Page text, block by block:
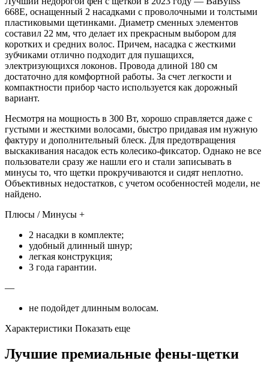
668E, оснащенный 2 насадками с проволочными и толстыми
пластиковыми щетинками. Диаметр сменных элементов
составил 22 мм, что делает их прекрасным выбором для
коротких и средних волос. Причем, насадка с жесткими
зубчиками отлично подходит для пушащихся,
электризующихся локонов. Провода длиной 180 см
достаточно для комфортной работы. За счет легкости и
компактности прибор часто используется как дорожный
вариант.
Несмотря на мощность в 300 Вт, хорошо справляется даже с
густыми и жесткими волосами, быстро придавая им нужную
фактуру и дополнительный блеск. Для предотвращения
выскакивания насадок есть колесико-фиксатор. Однако не все
пользователи сразу же нашли его и стали записывать в
минусы то, что щетки прокручиваются и сидят неплотно.
Объективных недостатков, с учетом особенностей модели, не
найдено.
Плюсы / Минусы +
2 насадки в комплекте;
удобный длинный шнур;
легкая конструкция;
3 года гарантии.
—
не подойдет длинным волосам.
Характеристики Показать еще
Лучшие премиальные фены-щетки